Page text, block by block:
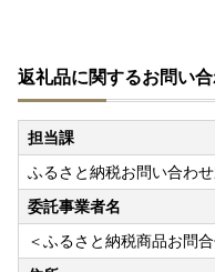
返礼品に関するお問い
担当課
ふるさと納税お問い合わ
委託事業者名
＜ふるさと納税商品お問